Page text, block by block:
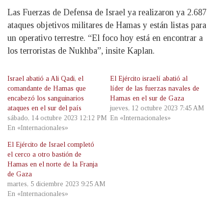
Las Fuerzas de Defensa de Israel ya realizaron ya 2.687
ataques objetivos militares de Hamas y están listas para
un operativo terrestre. “El foco hoy está en encontrar a
los terroristas de Nukhba”, insite Kaplan.
Israel abatió a Ali Qadi, el
comandante de Hamas que
encabezó los sanguinarios
ataques en el sur del país
sábado, 14 octubre 2023 12:12 PM
En «Internacionales»
El Ejército israelí abatió al
líder de las fuerzas navales de
Hamas en el sur de Gaza
jueves, 12 octubre 2023 7:45 AM
En «Internacionales»
El Ejército de Israel completó
el cerco a otro bastión de
Hamas en el norte de la Franja
de Gaza
martes, 5 diciembre 2023 9:25 AM
En «Internacionales»